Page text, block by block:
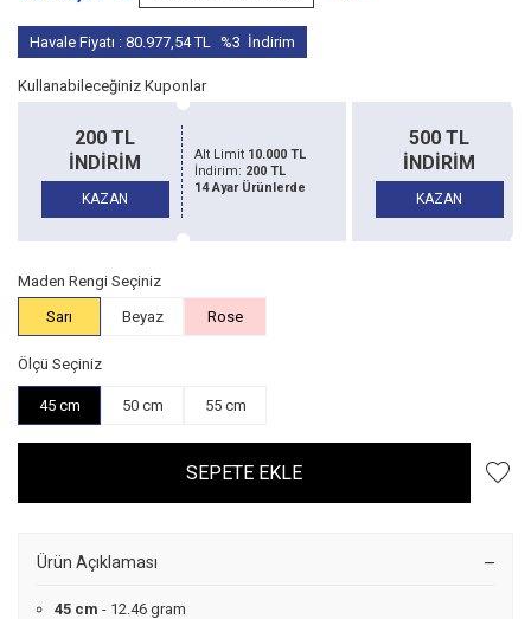
Havale Fiyatı : 80.977,54TL %3 İndirim
Kullanabileceğiniz Kuponlar
200 TL
İNDİRİM
KAZAN
Alt Limit 10.000 TL
İndirim: 200 TL
14 Ayar Ürünlerde
500 TL
İNDİRİM
KAZAN
Maden Rengi Seçiniz
Sarı
Beyaz Rose
Ölçü Seçiniz
45 cm 50 cm 55 cm
SEPETE EKLE
Ürün Açıklaması
45 cm - 12.46 gram